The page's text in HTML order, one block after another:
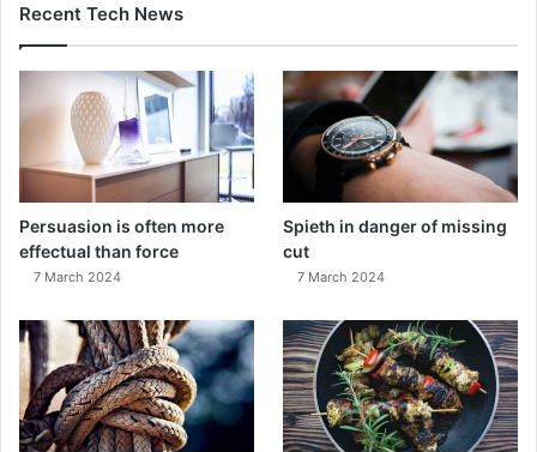
Recent Tech News
Persuasion is often more
effectual than force
7 March 2024
Spieth in danger of missing
cut
7 March 2024